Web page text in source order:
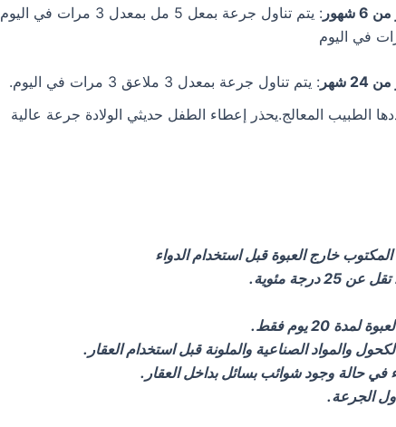
: يتم تناول جرعة بمعل 5 مل بمعدل 3 مرات في اليوم
شهر
: يتم تناول جرعة بمعدل 3 ملاعق 3 مرات في اليوم.
الطبيب المعالج.يحذر إعطاء الطفل حديثي الولادة جرعة عالية
مئوية.
20 يوم فقط.
والمواد الصناعية والملونة قبل استخدام العقار.
في حالة وجود شوائب بسائل بداخل العقار.
الجرعة.